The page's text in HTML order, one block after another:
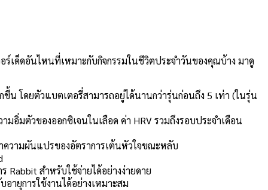
ร์เด็ดอันไหนที่เหมาะกับกิจกรรมในชีวิตประจำวันของคุณบ้าง มาดู
โดยตัวแบตเตอรี่สามารถอยู่ได้นานกว่ารุ่นก่อนถึง 5 เท่า (ในรุ่น
อิ่มตัวของออกซิเจนในเลือด ค่า HRV รวมถึงรอบประจำเดือน
วามผันแปรของอัตราการเต้นหัวใจขณะหลับ
Rabbit สำหรับใช้จ่ายได้อย่างง่ายดาย
ายุการใช้งานได้อย่างเหมาะสม